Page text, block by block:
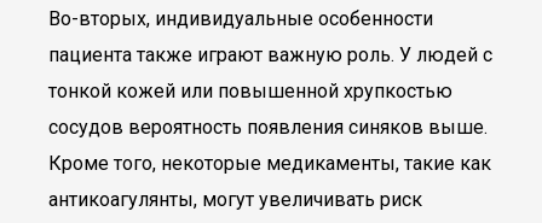
Во-вторых, индивидуальные особенности
пациента также играют важную роль. У людей с
тонкой кожей или повышенной хрупкостью
сосудов вероятность появления синяков выше.
Кроме того, некоторые медикаменты, такие как
антикоагулянты, могут увеличивать риск